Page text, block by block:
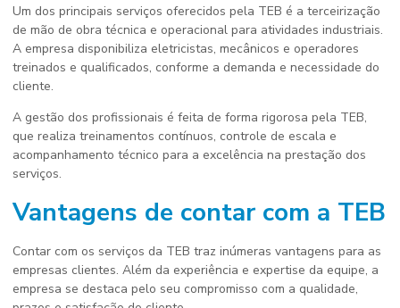
Um dos principais serviços oferecidos pela TEB é a terceirização
de mão de obra técnica e operacional para atividades industriais.
A empresa disponibiliza eletricistas, mecânicos e operadores
treinados e qualificados, conforme a demanda e necessidade do
cliente.
A gestão dos profissionais é feita de forma rigorosa pela TEB,
que realiza treinamentos contínuos, controle de escala e
acompanhamento técnico para a excelência na prestação dos
serviços.
Vantagens de contar com a TEB
Contar com os serviços da TEB traz inúmeras vantagens para as
empresas clientes. Além da experiência e expertise da equipe, a
empresa se destaca pelo seu compromisso com a qualidade,